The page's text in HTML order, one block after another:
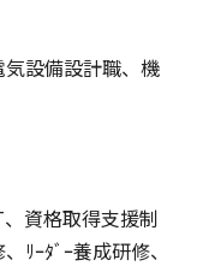
設備設計職、機
資格取得支援制
ﾘｰﾀﾞｰ養成研修、